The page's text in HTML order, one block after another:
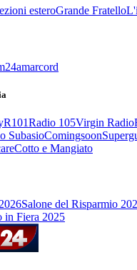
esteroGrande Fratello
R101Radio 105Virgin Radio
SubasioComingsoon
Cotto e Mangiato
Salone del Risparmio
Fiera 2025